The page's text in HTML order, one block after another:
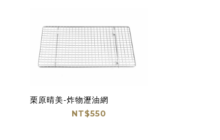
栗原晴美-炸物瀝油網
NT$550